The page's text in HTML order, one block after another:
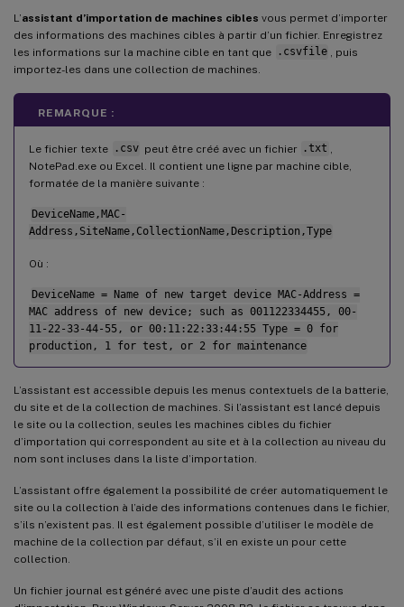
L’assistant d’importation de machines cibles vous permet d’importer
des informations des machines cibles à partir d’un fichier. Enregistrez
les informations sur la machine cible en tant que
.csvfile
, puis
importez-les dans une collection de machines.
REMARQUE :
Le fichier texte .csv peut être créé avec un fichier .txt
NotePad.exe ou Excel. Il contient une ligne par machine cible,
formatée de la manière suivante :
DeviceName,MAC-
Address,SiteName,CollectionName,Description,Type
Où :
DeviceName = Name of new target device MAC-Address =
MAC address of new device; such as 001122334455, 00-
11-22-33-44-55, or 00:11:22:33:44:55 Type = 0 for
production, 1 for test, or 2 for maintenance
L’assistant est accessible depuis les menus contextuels de la batterie,
du site et de la collection de machines. Si l’assistant est lancé depuis
le site ou la collection, seules les machines cibles du fichier
d’importation qui correspondent au site et à la collection au niveau du
nom sont incluses dans la liste d’importation.
L’assistant offre également la possibilité de créer automatiquement le
site ou la collection à l’aide des informations contenues dans le fichier,
s’ils n’existent pas. Il est également possible d’utiliser le modèle de
machine de la collection par défaut, s’il en existe un pour cette
collection.
Un fichier journal est généré avec une piste d’audit des actions